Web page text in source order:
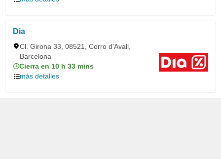
Dia
Cl. Girona 33, 08521, Corro d'Avall,
Barcelona
Cierra en 10 h 33 mins
más detalles